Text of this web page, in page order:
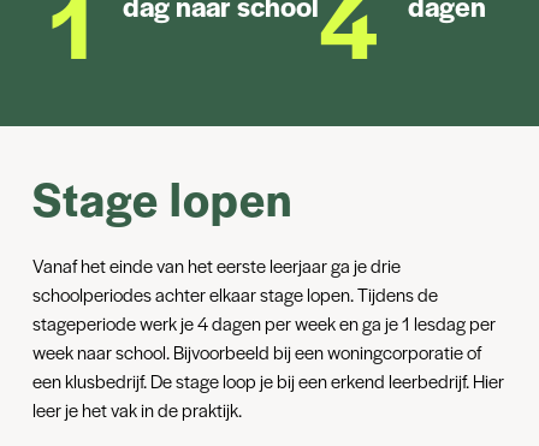
Burgerschap
Bij het vak burgerschap komen onderwerpen aan bod die
Stage lopen
Vanaf het einde van het eerste leerjaar ga je drie
schoolperiodes achter elkaar stage lopen. Tijdens de
stageperiode werk je 4 dagen per week en ga je 1 lesdag per
week naar school. Bijvoorbeeld bij een woningcorporatie of
een klusbedrijf. De stage loop je bij een erkend leerbedrijf. Hier
leer je het vak in de praktijk.